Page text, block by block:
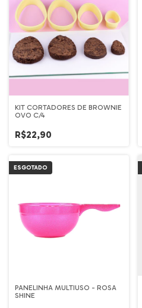
KIT CORTADORES DE BROWNIE
OVO C/4
R$22,90
ESGOTADO
PANELINHA MULTIUSO - ROSA
SHINE